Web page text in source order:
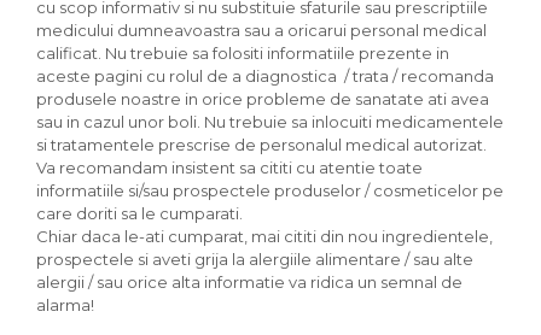
cu scop informativ si nu substituie sfaturile sau prescriptiile
medicului dumneavoastra sau a oricarui personal medical
calificat. Nu trebuie sa folositi informatiile prezente in
aceste pagini cu rolul de a diagnostica / trata / recomanda
produsele noastre in orice probleme de sanatate ati avea
sau in cazul unor boli. Nu trebuie sa inlocuiti medicamentele
si tratamentele prescrise de personalul medical autorizat.
Va recomandam insistent sa cititi cu atentie toate
informatiile si/sau prospectele produselor / cosmeticelor pe
care doriti sa le cumparati.
Chiar daca le-ati cumparat, mai cititi din nou ingredientele,
prospectele si aveti grija la alergiile alimentare / sau alte
alergii / sau orice alta informatie va ridica un semnal de
alarma!